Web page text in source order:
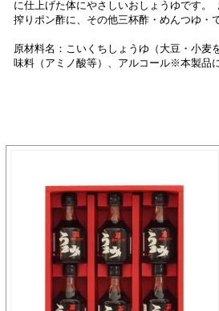
に仕上げた体にやさしいおしょうゆです
搾りポン酢に、その他三杯酢・めんつゆ・
原材料名：こいくちしょうゆ（大豆・小麦
味料（アミノ酸等）、アルコール※本製品